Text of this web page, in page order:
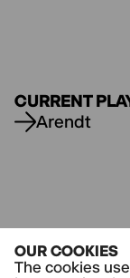
OUR COOKIES
The cookies
CURRENT
Arendt